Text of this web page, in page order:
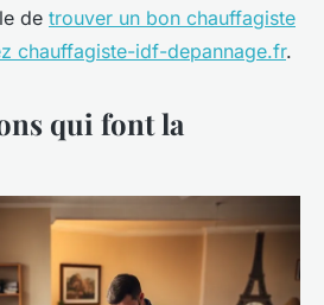
de trouver un bon chauffagiste
chauffagiste-idf-depannage.fr.
qui font la